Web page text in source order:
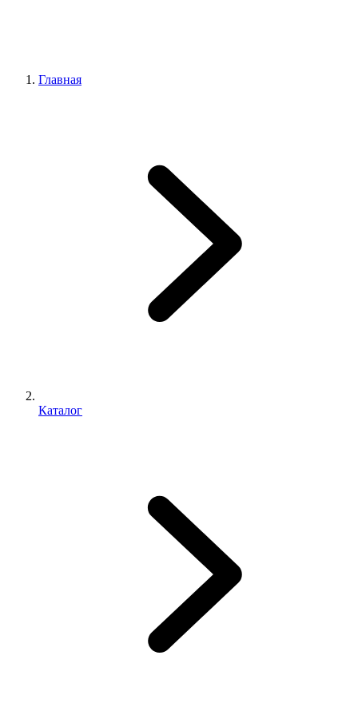
Главная
Каталог